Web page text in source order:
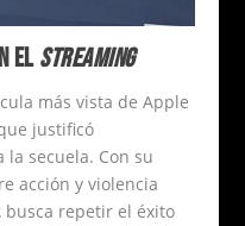
ELSTREAMING
más vista de Apple
justificó
secuela. Con su
acción y violencia
busca repetir el éxito